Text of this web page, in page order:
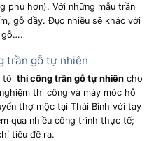
phu hơn). Với những mẫu trần
gỗ dầy. Đục nhiều sẽ khác với
gỗ….
trần gỗ tự nhiên
tôi thi công trần gỗ tự nhiên cho
thi công và máy móc hỗ
thợ mộc tại Thái Bình với tay
qua nhiều công trình thực tế;
tiêu đề ra.